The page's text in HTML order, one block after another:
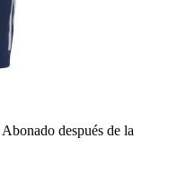
Abonado después de la